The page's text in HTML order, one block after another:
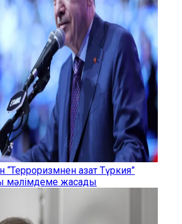
“Терроризмнен азат Түркия”
мәлімдеме жасады